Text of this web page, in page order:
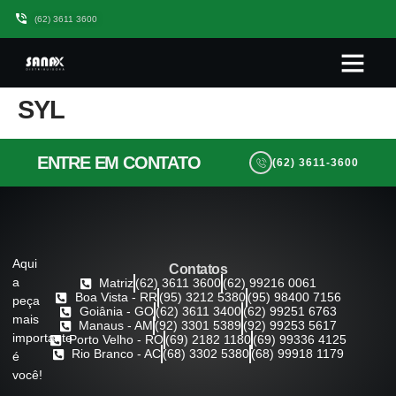
(62) 3611 3600
SYL
ENTRE EM CONTATO (62) 3611-3600
Aqui
a
peça
mais
importante
é
você!
Contatos
Matriz(62) 3611 3600(62) 99216 0061
Boa Vista - RR (95) 3212 5380 (95) 98400 7156
Goiânia - GO (62) 3611 3400 (62) 99251 6763
Manaus - AM (92) 3301 5389 (92) 99253 5617
Porto Velho - RO(69) 2182 1180(69) 99336 4125
Rio Branco - AC(68) 3302 5380(68) 99918 1179